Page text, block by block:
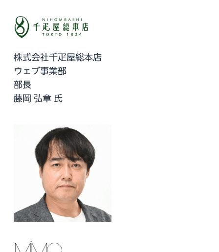
株式会社千疋屋総本店
ウェブ事業部
部長
藤岡 弘章 氏